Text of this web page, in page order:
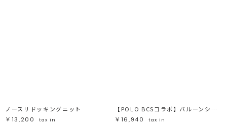
ノースリドッキングニット
￥13,200
tax in
【POLO BCSコラボ】バルーンシャツ
￥16,940
tax in